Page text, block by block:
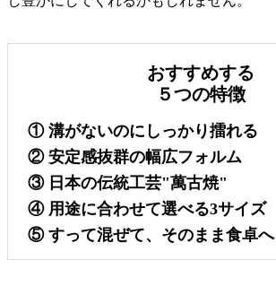
おすすめする
５つの特徴
① 溝がないのにしっかり擂れる
② 安定感抜群の幅広フォルム
③ 日本の伝統工芸"萬古焼"
④ 用途に合わせて選べる3サイズ
⑤ すって混ぜて、そのまま食卓へ